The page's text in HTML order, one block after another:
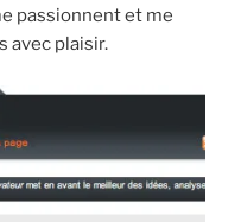
passionnent et me
avec plaisir.